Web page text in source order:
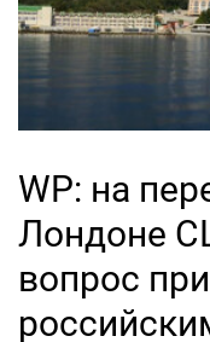
WP: на
Лондоне
вопрос